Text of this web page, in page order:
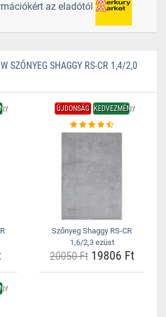
az eladótól
SZŐNYEG SHAGGY RS-CR 1,4/2,0
ÚJDONSÁG KEDVEZMÉNY
Szőnyeg Shaggy RS-CR
1,6/2,3 ezüst
20050 Ft19806 Ft